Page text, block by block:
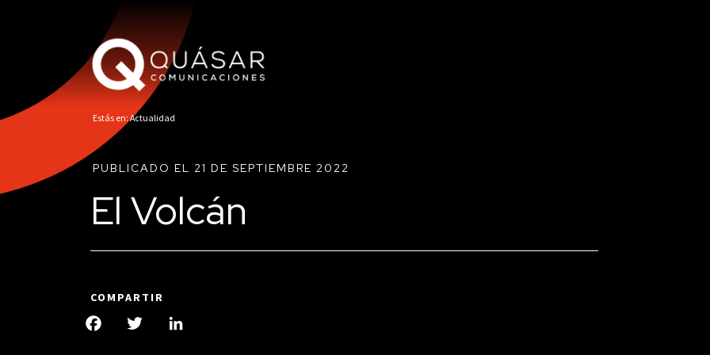
Estás en: Actualidad
PUBLICADO EL 21 DE SEPTIEMBRE 2022
El Volcán
COMPARTIR
Facebook
Twitter